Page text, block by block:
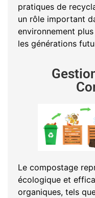
pratiques de
un rôle important
environnement
les générations
Le compostage
écologique et
organiques, tels